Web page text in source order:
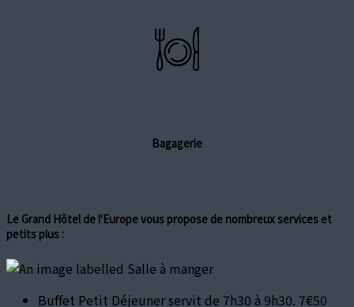
Bagagerie
Le Grand Hôtel de l'Europe vous propose de nombreux services et
petits plus :
Buffet Petit Déjeuner servit de 7h30 à 9h30. 7€50